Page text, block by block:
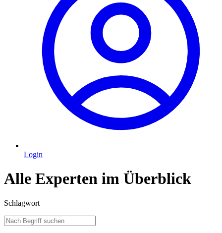
Login
Alle Experten im Überblick
Schlagwort